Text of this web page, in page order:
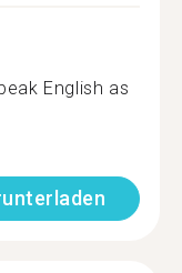
English as